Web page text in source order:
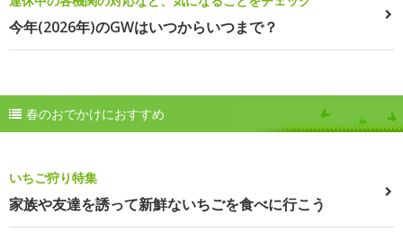
今年(2026年)のGWはいつからいつまで？
春のおでかけにおすすめ
いちご狩り特集
家族や友達を誘って新鮮ないちごを食べに行こう